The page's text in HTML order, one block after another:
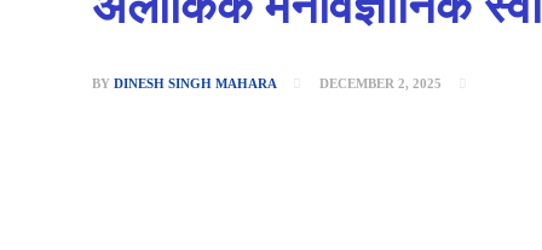
BY DINESH SINGH MAHARA DECEMBER 2, 2025